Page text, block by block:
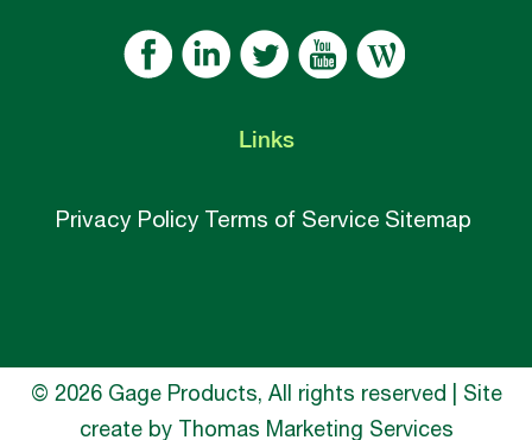
Links
Privacy Policy Terms of Service Sitemap
© 2026 Gage Products, All rights reserved | Site
create by Thomas Marketing Services